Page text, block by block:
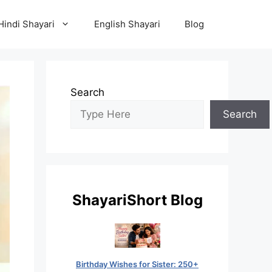
Shayari English Shayari Blog
Search
Search
ShayariShort Blog
Birthday Wishes for Sister: 250+